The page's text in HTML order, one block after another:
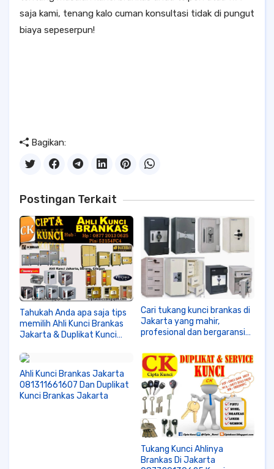
saja kami, tenang kalo cuman konsultasi tidak di pungut
biaya sepeserpun!
Bagikan:
Postingan Terkait
Tahukah Anda apa saja tips
memilih Ahli Kunci Brankas
Jakarta & Duplikat Kunci
081311661607
Cari tukang kunci brankas di
Jakarta yang mahir,
profesional dan bergaransi?
dijamin masalah kunci anda
akan beres dengan cepat
dan rapih!
Ahli Kunci Brankas Jakarta
081311661607 Dan Duplikat
Kunci Brankas Jakarta
Tukang Kunci Ahlinya
Brankas Di Jakarta